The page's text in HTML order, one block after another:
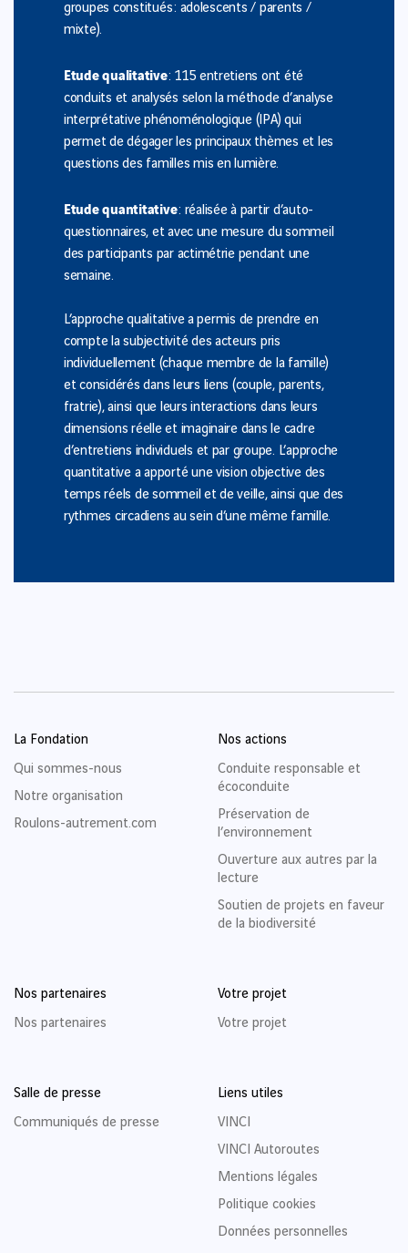
groupes constitués : adolescents / parents /
mixte).
Etude qualitative: 115 entretiens ont été
conduits et analysés selon la méthode d’analyse
interprétative phénoménologique (IPA) qui
permet de dégager les principaux thèmes et les
questions des familles mis en lumière.
Etude quantitative: réalisée à partir d’auto-
questionnaires, et avec une mesure du sommeil
des participants par actimétrie pendant une
semaine.
L’approche qualitative a permis de prendre en
compte la subjectivité des acteurs pris
individuellement (chaque membre de la famille)
et considérés dans leurs liens (couple, parents,
fratrie), ainsi que leurs interactions dans leurs
dimensions réelle et imaginaire dans le cadre
d’entretiens individuels et par groupe. L’approche
quantitative a apporté une vision objective des
temps réels de sommeil et de veille, ainsi que des
rythmes circadiens au sein d’une même famille.
La Fondation
Qui sommes-nous
Notre organisation
Roulons-autrement.com
Nos actions
Conduite responsable et
écoconduite
Préservation de
l’environnement
Ouverture aux autres par la
lecture
Soutien de projets en faveur
de la biodiversité
Nos partenaires
Nos partenaires
Votre projet
Votre projet
Salle de presse
Communiqués de presse
Liens utiles
VINCI
VINCI Autoroutes
Mentions légales
Politique cookies
Données personnelles